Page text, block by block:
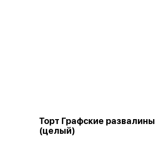
Торт Графские развалины
(целый)